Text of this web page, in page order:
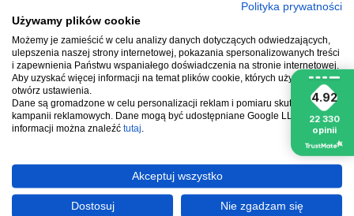
4.92
22 330
opinii
temu subskrybenci mogą cieszyć się najnowszymi produkcjami,
które po raz pierwszy trafiają na ekrany właśnie za
pośrednictwem tej platformy. To doskonała wiadomość dla tych,
którzy zawsze chcą być na bieżąco z najnowszymi trendami w
świecie filmowym.
Unikalne treści dostępne tylko na Disney+ to również wynik
współpracy z wieloma znanymi studiami filmowymi i twórcami.
Dzięki temu użytkownicy mają dostęp do materiałów, które
wyróżniają się wysoką jakością i oryginalnością. Co więcej,
aktywacja konta na cały rok otwiera drzwi do świata rozrywki,
którego nie znajdziesz nigdzie indziej.
Przystępna Obsługa i Funkcje Użytkowe
Polityka prywatności
Używamy plików cookie
Możemy je zamieścić w celu analizy danych dotyczących odwiedzających,
ulepszenia naszej strony internetowej, pokazania spersonalizowanych treści
i zapewnienia Państwu wspaniałego doświadczenia na stronie internetowej.
Aby uzyskać więcej informacji na temat plików cookie, których używamy,
otwórz ustawienia.
Dane są gromadzone w celu personalizacji reklam i pomiaru skuteczności
kampanii reklamowych. Dane mogą być udostępniane Google LLC, więcej
informacji można znaleźć tutaj
Akceptuj wszystko
Dostosuj Nie zgadzam się